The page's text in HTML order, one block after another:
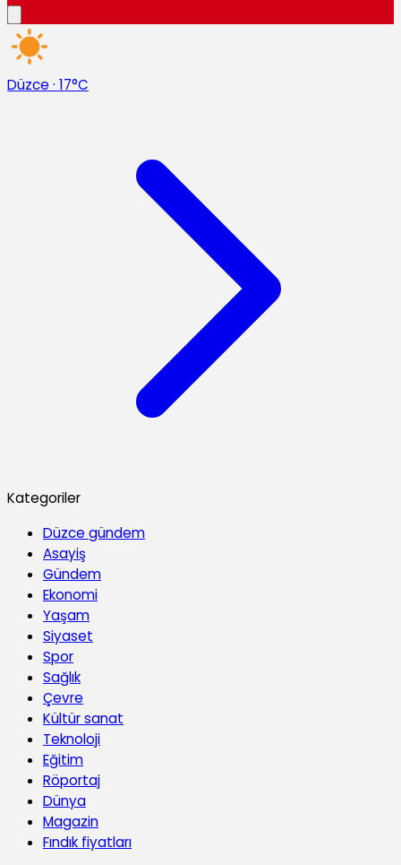
Düzce · 17°C
Kategoriler
Düzce gündem
Asayiş
Gündem
Ekonomi
Yaşam
Siyaset
Spor
Sağlık
Çevre
Kültür sanat
Teknoloji
Eğitim
Röportaj
Dünya
Magazin
Fındık fiyatları